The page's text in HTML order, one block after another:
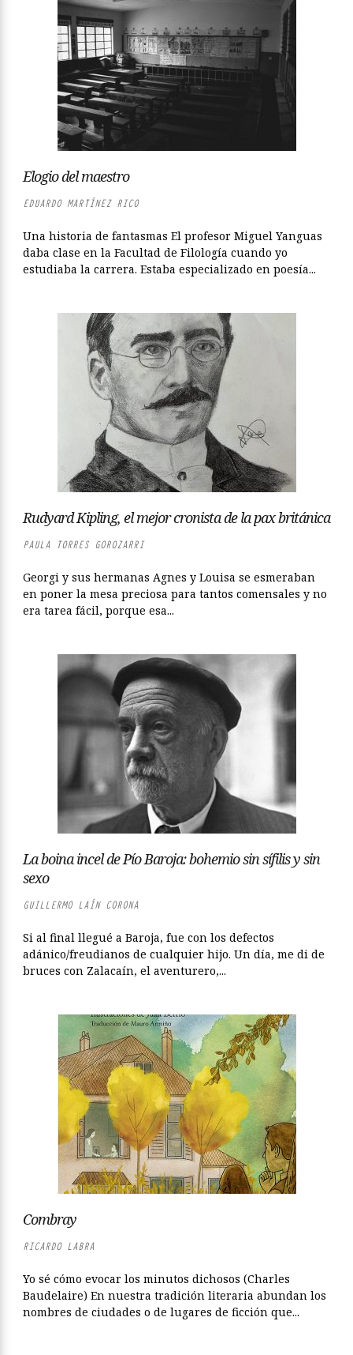
Elogio del maestro
EDUARDO MARTÍNEZ RICO
Una historia de fantasmas El profesor Miguel Yanguas
daba clase en la Facultad de Filología cuando yo
estudiaba la carrera. Estaba especializado en poesía...
Rudyard Kipling, el mejor cronista de la pax británica
PAULA TORRES GOROZARRI
Georgi y sus hermanas Agnes y Louisa se esmeraban
en poner la mesa preciosa para tantos comensales y no
era tarea fácil, porque esa...
La boina incel de Pío Baroja: bohemio sin sífilis y sin
sexo
GUILLERMO LAÍN CORONA
Si al final llegué a Baroja, fue con los defectos
adánico/freudianos de cualquier hijo. Un día, me di de
bruces con Zalacaín, el aventurero,...
Combray
RICARDO LABRA
Yo sé cómo evocar los minutos dichosos (Charles
Baudelaire) En nuestra tradición literaria abundan los
nombres de ciudades o de lugares de ficción que...